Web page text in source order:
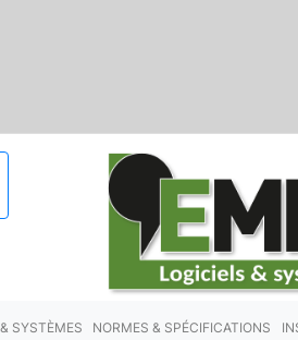
SYSTÈMES NORMES & SPÉCIFICATIONS